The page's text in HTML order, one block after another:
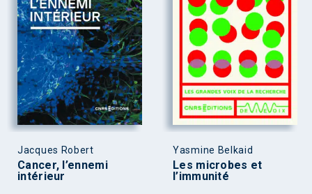
Jacques Robert
Cancer, l’ennemi
intérieur
Yasmine Belkaid
Les microbes et
l’immunité